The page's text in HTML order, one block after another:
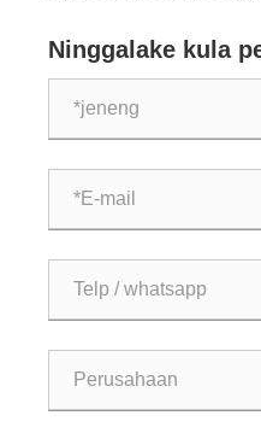
Rutinitas Pemulihan lan
Ninggalake kula